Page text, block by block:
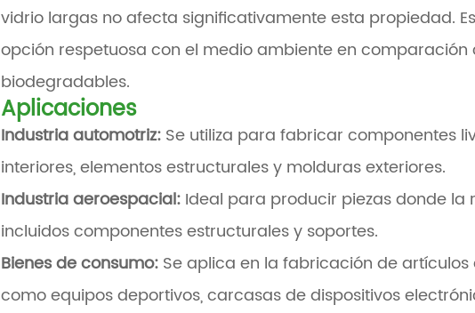
vidrio largas no afecta significativamente esta propiedad.
opción respetuosa con el medio ambiente en comparación
biodegradables.
Aplicaciones
Industria automotriz: Se utiliza para fabricar componentes
interiores, elementos estructurales y molduras exteriores.
Industria aeroespacial: Ideal para producir piezas donde
incluidos componentes estructurales y soportes.
Bienes de consumo: Se aplica en la fabricación de
como equipos deportivos, carcasas de dispositivos